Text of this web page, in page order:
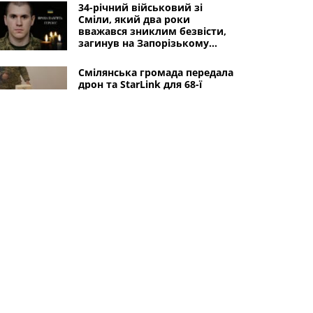
34-річний військовий зі
Сміли, який два роки
вважався зниклим безвісти,
загинув на Запорізькому
Смілянська громада передала
дрон та StarLink для 68-ї